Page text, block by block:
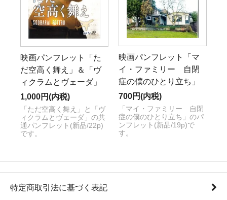
映画パンフレット「た
だ空高く舞え」＆「ヴ
ィクラムとヴェーダ」
1,000円(内税)
「ただ空高く舞え」と「ヴ
ィクラムとヴェーダ」の共
通パンフレット(新品/22p)
です。
映画パンフレット「マ
イ・ファミリー 自閉
症の僕のひとり立ち」
700円(内税)
「マイ・ファミリー 自閉
症の僕のひとり立ち」のパ
ンフレット(新品/19p)で
す。
特定商取引法に基づく表記